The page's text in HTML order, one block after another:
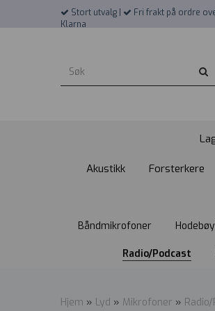
Stort utvalg | Fri frakt på ordre
Klarna
Akustikk Forsterkere
Båndmikrofoner
Radio/Podcast
Hjem » Lyd » Mikrofoner »